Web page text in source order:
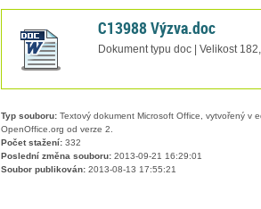
C13988 Výzva.doc
Dokument typu doc | Velikost
Typ souboru:Textový dokument Microsoft Office, vytvořený v
OpenOffice.org od verze 2.
Počet stažení:332
Poslední změna souboru:2013-09-21 16:29:01
Soubor publikován:2013-08-13 17:55:21